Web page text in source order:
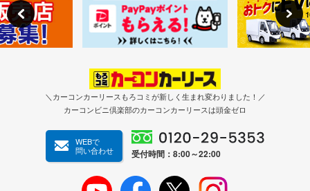
＼カーコンカーリースもろコミが新しく生まれ変わりました！／
カーコンビニ倶楽部のカーコンカーリースは頭金ゼロ
WEBで
問い合わせ
受付時間：8:00～22:00